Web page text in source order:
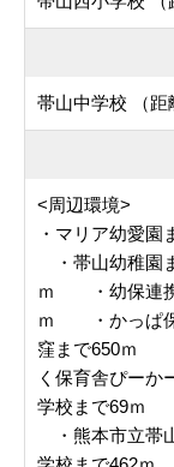
帯山中学校 （距
<周辺環境>
・マリア幼愛
・帯山幼稚園
ｍ ・幼保連携
ｍ ・かっぱ
窪まで650ｍ
く保育舎ぴー
学校まで69ｍ
・熊本市立帯